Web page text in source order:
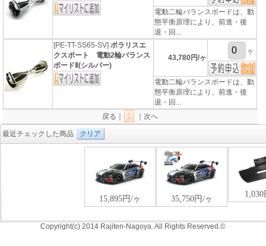
電動二輪バランスボードは、動
態平衡原理により、前進・後
退・回...
[PE-TT-SS65-SV]ポラリスエ
クスポート 電動2輪バランス
ボードⅡ(シルバー)
43,780円/ヶ
ヶ
電動二輪バランスボードは、動
態平衡原理により、前進・後
退・回...
戻る｜
1 ｜次へ
最近チェックした商品 クリア
Copyright(c) 2014 Rajiten-Nagoya. All Rights Reserved.©